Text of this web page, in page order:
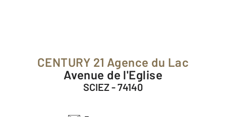
CENTURY 21 Agence du Lac
Avenue de l'Eglise
SCIEZ - 74140